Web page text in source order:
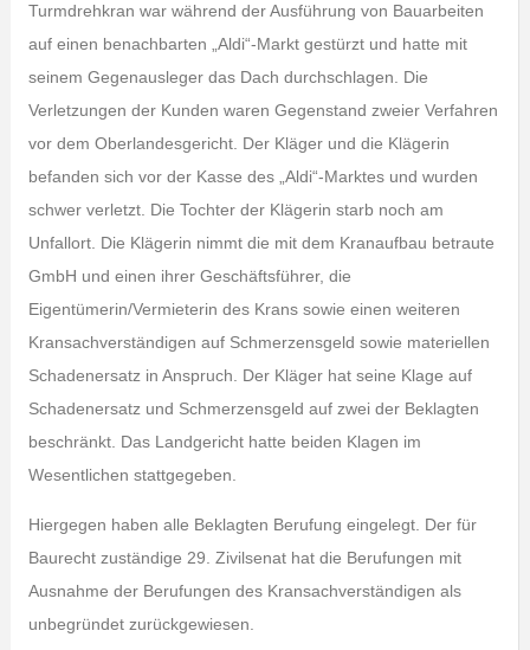
Turmdrehkran war während der Ausführung von Bauarbeiten
auf einen benachbarten „Aldi“-Markt gestürzt und hatte mit
seinem Gegenausleger das Dach durchschlagen. Die
Verletzungen der Kunden waren Gegenstand zweier Verfahren
vor dem Oberlandesgericht. Der Kläger und die Klägerin
befanden sich vor der Kasse des „Aldi“-Marktes und wurden
schwer verletzt. Die Tochter der Klägerin starb noch am
Unfallort. Die Klägerin nimmt die mit dem Kranaufbau betraute
GmbH und einen ihrer Geschäftsführer, die
Eigentümerin/Vermieterin des Krans sowie einen weiteren
Kransachverständigen auf Schmerzensgeld sowie materiellen
Schadenersatz in Anspruch. Der Kläger hat seine Klage auf
Schadenersatz und Schmerzensgeld auf zwei der Beklagten
beschränkt. Das Landgericht hatte beiden Klagen im
Wesentlichen stattgegeben.
Hiergegen haben alle Beklagten Berufung eingelegt. Der für
Baurecht zuständige 29. Zivilsenat hat die Berufungen mit
Ausnahme der Berufungen des Kransachverständigen als
unbegründet zurückgewiesen.